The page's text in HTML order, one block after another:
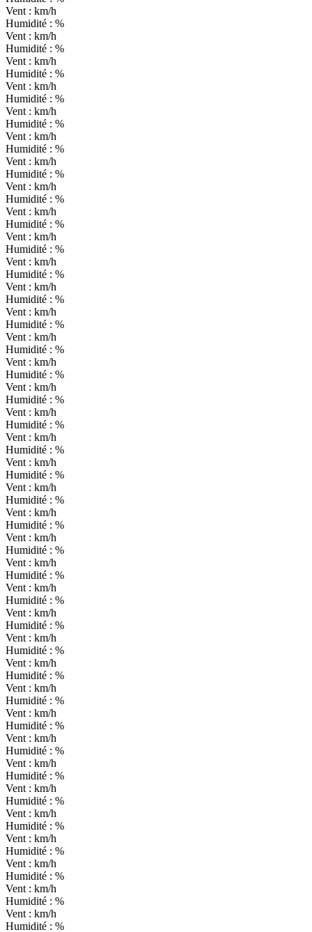
Vent : km/h
Humidité : %
Vent : km/h
Humidité : %
Vent : km/h
Humidité : %
Vent : km/h
Humidité : %
Vent : km/h
Humidité : %
Vent : km/h
Humidité : %
Vent : km/h
Humidité : %
Vent : km/h
Humidité : %
Vent : km/h
Humidité : %
Vent : km/h
Humidité : %
Vent : km/h
Humidité : %
Vent : km/h
Humidité : %
Vent : km/h
Humidité : %
Vent : km/h
Humidité : %
Vent : km/h
Humidité : %
Vent : km/h
Humidité : %
Vent : km/h
Humidité : %
Vent : km/h
Humidité : %
Vent : km/h
Humidité : %
Vent : km/h
Humidité : %
Vent : km/h
Humidité : %
Vent : km/h
Humidité : %
Vent : km/h
Humidité : %
Vent : km/h
Humidité : %
Vent : km/h
Humidité : %
Vent : km/h
Humidité : %
Vent : km/h
Humidité : %
Vent : km/h
Humidité : %
Vent : km/h
Humidité : %
Vent : km/h
Humidité : %
Vent : km/h
Humidité : %
Vent : km/h
Humidité : %
Vent : km/h
Humidité : %
Vent : km/h
Humidité : %
Vent : km/h
Humidité : %
Vent : km/h
Humidité : %
Vent : km/h
Humidité : %